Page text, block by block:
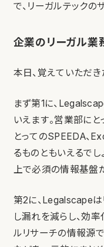
で、リーガルテックの
企業のリーガル業
本日、覚えていただき
まず第1に、
いえます。営業部に
とってのSPEEDA、
るものともいえるでし
上で必須の情報基盤
第2に、Legalscape
し漏れを減らし、効
ルリサーチの情報源